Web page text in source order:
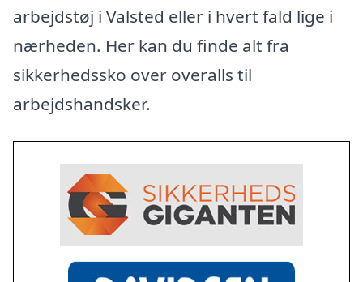
arbejdstøj i Valsted eller i hvert fald lige i
nærheden. Her kan du finde alt fra
sikkerhedssko over overalls til
arbejdshandsker.